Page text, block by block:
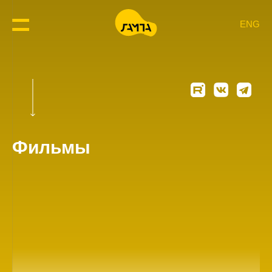
ENG
Фильмы